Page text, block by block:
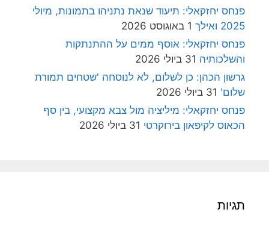
פנחס יחזקאלי: תיעוד שנאת נתניהו בתמונות, מיולי
2025 ואילך
1 באוגוסט 2026
פנחס יחזקאלי: אוסף ממים על ההתנתקות
והשלכותיה 31 ביולי 2026
גרשון הכהן: כן לשלום, לא לנוסחה 'שטחים תמורת
שלום' 31 ביולי 2026
פנחס יחזקאלי: מיליציה מול צבא מקצועי, בין סף
הכאוס לקיפאון בירוקרטי 31 ביולי 2026
תגיות